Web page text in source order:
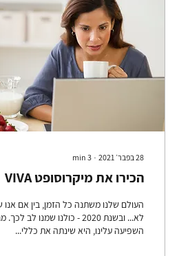
28 בפבר׳ 2021 ∙
3
min
הכירו את מיקרוסופט VIVA
העולם שלנו משתנה כל הזמן, בין אם
לא... ובשנת 2020 - כולנו שמנו
השפיעה עלינו, היא שינתה את כללי...